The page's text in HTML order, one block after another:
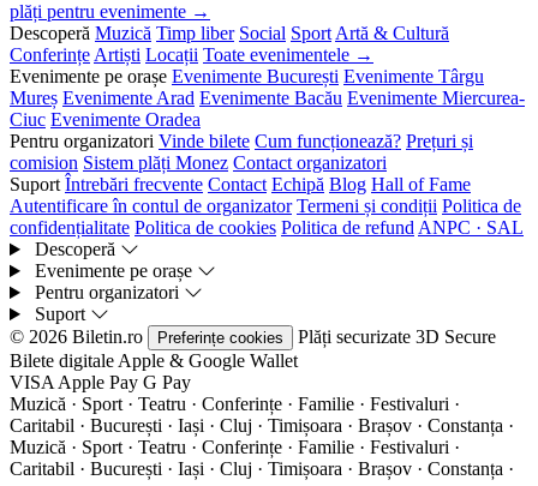
plăți pentru evenimente →
Descoperă Muzică Timp liber Social Sport Artă & Cultură
Conferințe Artiști Locații Toate evenimentele →
Evenimente pe orașe Evenimente București Evenimente Târgu
Mureș Evenimente Arad Evenimente Bacău Evenimente Miercurea-
Ciuc Evenimente Oradea
Pentru organizatori Vinde bilete Cum funcționează? Prețuri și
comision Sistem plăți Monez Contact organizatori
Suport Întrebări frecvente Contact Echipă Blog Hall of Fame
Autentificare în contul de organizator Termeni și condiții Politica de
confidențialitate Politica de cookies Politica de refund ANPC · SAL
Descoperă
Evenimente pe orașe
Pentru organizatori
Suport
© 2026 Biletin.ro
Preferințe cookies Plăți securizate 3D Secure
Bilete digitale Apple & Google Wallet
VISA Apple Pay G Pay
Muzică · Sport · Teatru · Conferințe · Familie · Festivaluri ·
Caritabil · București · Iași · Cluj · Timișoara · Brașov · Constanța ·
Muzică · Sport · Teatru · Conferințe · Familie · Festivaluri ·
Caritabil · București · Iași · Cluj · Timișoara · Brașov · Constanța ·